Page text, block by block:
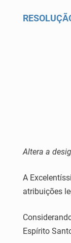
Altera a
A
atribuições
Espírito